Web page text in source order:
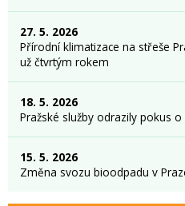
27. 5. 2026
Přírodní klimatizace na střeše
už čtvrtým rokem
18. 5. 2026
Pražské služby odrazily pokus
15. 5. 2026
Změna svozu bioodpadu v